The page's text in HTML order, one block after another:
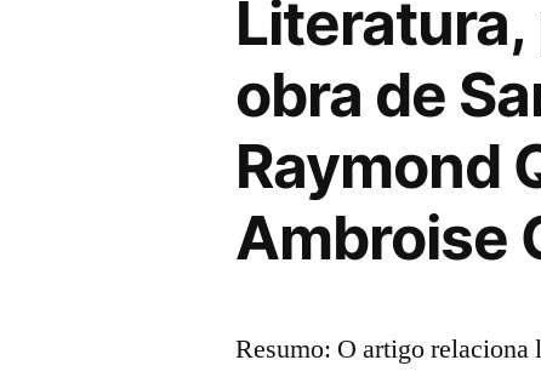
de
la
baraja»,
cuento
colombiano
Bacca»
obra de
Raymond
Ambroise
Resumo: O artigo relaciona